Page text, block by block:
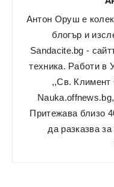
Антон Оруш е
блогър и
Sandacite.bg -
техника. Работи в
,,Св. Климент
Притежава близо
да разказва